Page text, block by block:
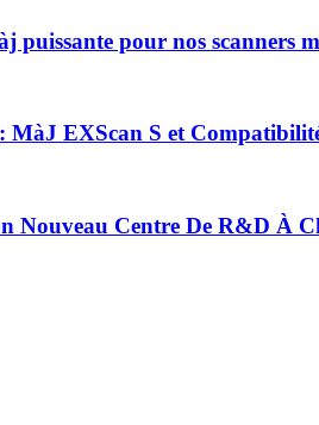
puissante pour nos scanners
MàJ EXScan S et
Nouveau Centre De R&D À